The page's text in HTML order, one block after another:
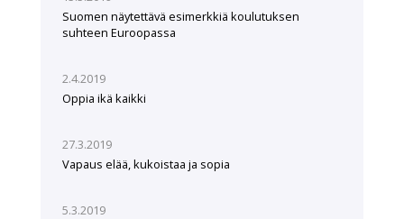
Suomen näytettävä esimerkkiä koulutuksen
suhteen Euroopassa
2.4.2019
Oppia ikä kaikki
27.3.2019
Vapaus elää, kukoistaa ja sopia
5.3.2019